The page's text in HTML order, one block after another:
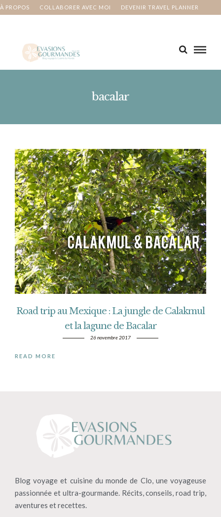
À PROPOS COLLABORER AVEC MOI DEVENIR TRAVEL PLANNER
bacalar
Road trip au Mexique : La jungle de Calakmul
et la lagune de Bacalar
26 novembre 2017
READ MORE
Blog voyage et cuisine du monde de Clo, une voyageuse
passionnée et ultra-gourmande. Récits, conseils, road trip,
aventures et recettes.